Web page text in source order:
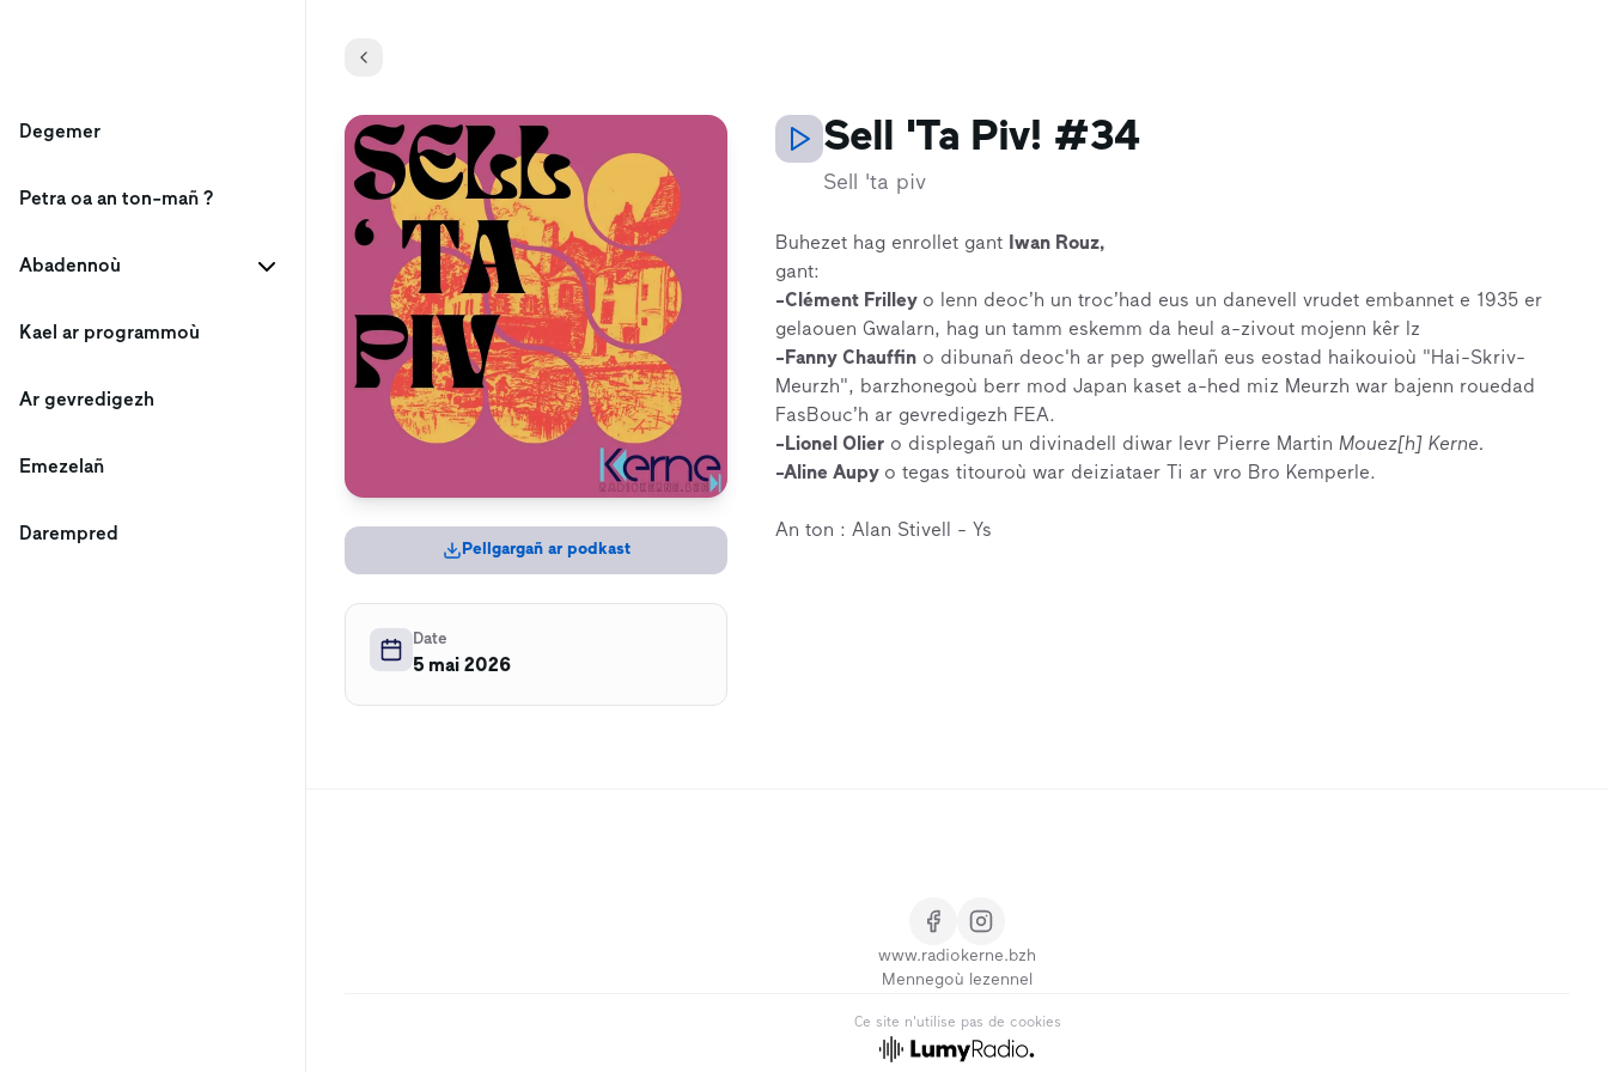
Degemer
Petra oa an ton-mañ ?
Abadennoù
Kael ar programmoù
Ar gevredigezh
Emezelañ
Darempred
Pellgargañ ar podkast
Date
5 mai 2026
Sell 'Ta Piv! #34
Sell 'ta piv
Buhezet hag enrollet gant
Iwan Rouz,
gant:
-Clément Frilley o lenn deoc’h un troc’had eus un danevell vrudet embannet e 1935 er
gelaouen Gwalarn, hag un tamm eskemm da heul a-zivout mojenn kêr Iz
-Fanny Chauffin o dibunañ deoc'h ar pep gwellañ eus eostad haikouioù "Hai-Skriv-
Meurzh", barzhonegoù berr mod Japan kaset a-hed miz Meurzh war bajenn rouedad
FasBouc’h ar gevredigezh FEA.
-Lionel Olier o displegañ un divinadell diwar levr Pierre Martin Mouez[h] Kerne.
-Aline Aupy o tegas titouroù war deiziataer Ti ar vro Bro Kemperle.
An ton : Alan Stivell - Ys
www.radiokerne.bzh
Mennegoù lezennel
Ce site n'utilise pas de cookies